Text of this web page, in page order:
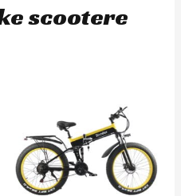
scootere